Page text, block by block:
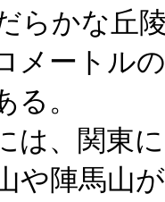
らかな丘
メートル
る。
は、関東
や陣馬山